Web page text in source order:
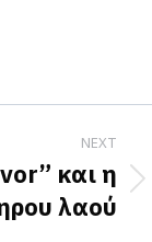
NEXT
και η
λαού